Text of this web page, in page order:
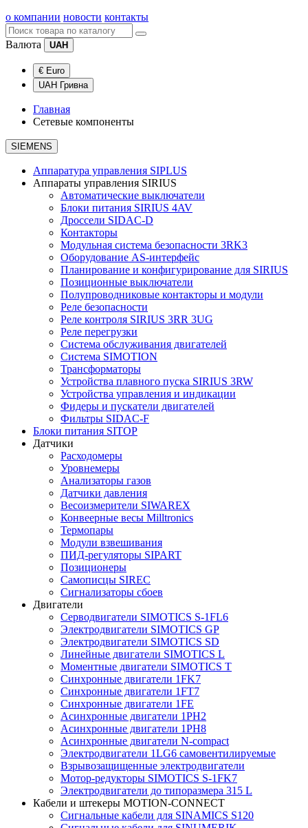
о компании новости контакты
Валюта UAH
€ Euro
UAH Гривна
Главная
Сетевые компоненты
SIEMENS
Аппаратура управления SIPLUS
Аппараты управления SIRIUS
Автоматические выключатели
Блоки питания SIRIUS 4AV
Дроссели SIDAC-D
Контакторы
Модульная система безопасности 3RK3
Оборудование AS-интерфейс
Планирование и конфигурирование для SIRIUS
Позиционные выключатели
Полупроводниковые контакторы и модули
Реле безопасности
Реле контроля SIRIUS 3RR 3UG
Реле перегрузки
Сиcтема обслуживания двигателей
Система SIMOTION
Трансформаторы
Устройства плавного пуска SIRIUS 3RW
Устройства управления и индикации
Фидеры и пускатели двигателей
Фильтры SIDAC-F
Блоки питания SITOP
Датчики
Расходомеры
Уровнемеры
Анализаторы газов
Датчики давления
Весоизмерители SIWAREX
Конвеерные весы Milltronics
Термопары
Модули взвешивания
ПИД-регуляторы SIPART
Позиционеры
Самописцы SIREC
Сигнализаторы сбоев
Двигатели
Серводвигатели SIMOTICS S-1FL6
Электродвигатели SIMOTICS GP
Электродвигатели SIMOTICS SD
Линейные двигатели SIMOTICS L
Моментные двигатели SIMOTICS T
Синхронные двигатели 1FK7
Синхронные двигатели 1FT7
Синхронные двигатели 1FE
Асинхронные двигатели 1PH2
Асинхронные двигатели 1PH8
Асинхронные двигатели N-compact
Электродвигатели 1LG6 cамовентилируемые
Взрывозащищенные электродвигатели
Мотор-редукторы SIMOTICS S-1FK7
Электродвигатели до типоразмера 315 L
Кабели и штекеры MOTION-CONNECT
Сигнальные кабели для SINAMICS S120